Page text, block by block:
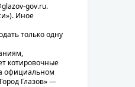
gov.ru.
Иное
только одну
котировочные
официальном
Глазов» —